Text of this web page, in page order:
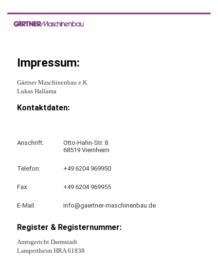
Impressum:
Gärtner Maschinenbau e.K.
Lukas Hallama
Kontaktdaten:
Anschrift:
Otto-Hahn-Str. 8
68519 Viernheim
Telefon: +49 6204 969950
Fax: +49 6204 969955
E-Mail: info@gaertner-maschinenbau.de
Register & Registernummer:
Amtsgericht Darmstadt
Lampertheim HRA 61838